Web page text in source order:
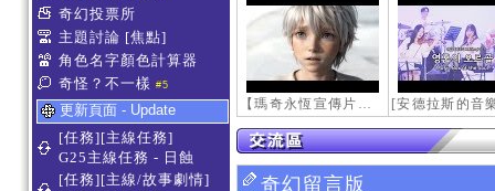
奇幻投票所
主題討論 [焦點]
角色名字顏色計算器
奇怪？不一樣 #5
更新頁面 - Update
[任務][主線任務]
G25主線任務 - 日蝕
[任務][主線/故事劇情]
【瑪奇永恆宣傳片】最初的感動
奇幻留言版